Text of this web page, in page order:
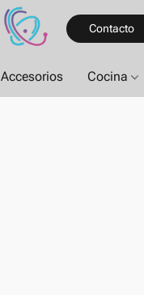
Contacto
Accesorios Cocina